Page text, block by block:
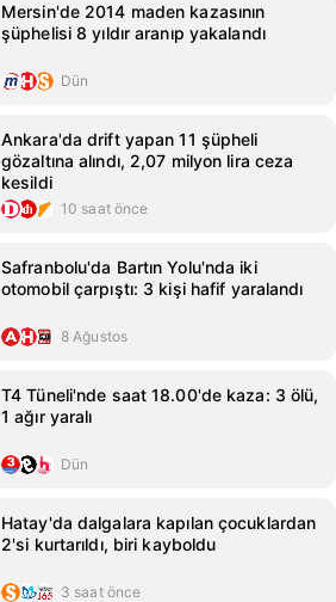
Mersin'de 2014 maden kazasının
şüphelisi 8 yıldır aranıp yakalandı
Dün
Ankara'da drift yapan 11 şüpheli
gözaltına alındı, 2,07 milyon lira ceza
kesildi
10 saat önce
Safranbolu'da Bartın Yolu'nda iki
otomobil çarpıştı: 3 kişi hafif yaralandı
8 Ağustos
T4 Tüneli'nde saat 18.00'de kaza: 3 ölü,
1 ağır yaralı
Dün
Hatay'da dalgalara kapılan çocuklardan
2'si kurtarıldı, biri kayboldu
3 saat önce